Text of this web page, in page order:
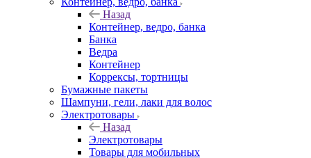
Назад
Контейнер, ведро, банка
Банка
Ведра
Контейнер
Коррексы, тортницы
Бумажные пакеты
Шампуни, гели, лаки для волос
Электротовары
Назад
Электротовары
Товары для мобильных